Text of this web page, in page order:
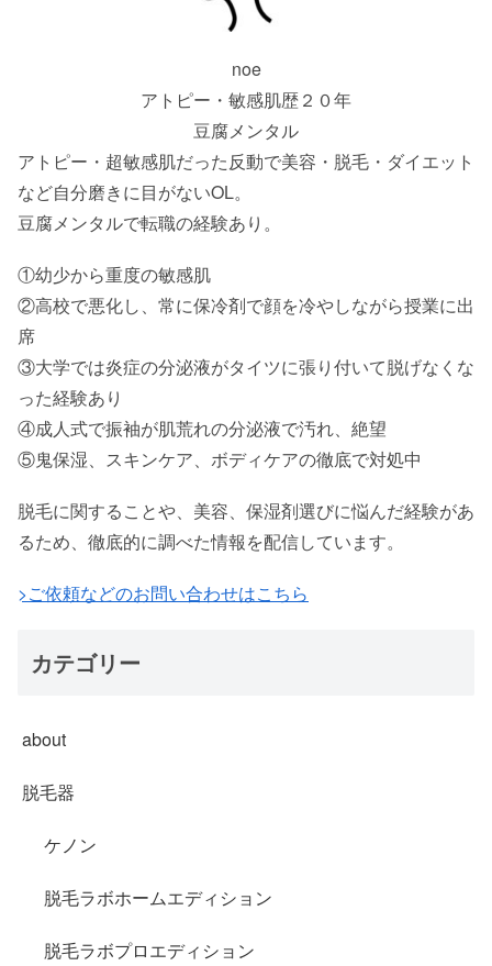
noe
アトピー・敏感肌歴２０年
豆腐メンタル
アトピー・超敏感肌だった反動で美容・脱毛・ダイエット
など自分磨きに目がないOL。
豆腐メンタルで転職の経験あり。
①幼少から重度の敏感肌
②高校で悪化し、常に保冷剤で顔を冷やしながら授業に出
席
③大学では炎症の分泌液がタイツに張り付いて脱げなくな
った経験あり
④成人式で振袖が肌荒れの分泌液で汚れ、絶望
⑤鬼保湿、スキンケア、ボディケアの徹底で対処中
脱毛に関することや、美容、保湿剤選びに悩んだ経験があ
るため、徹底的に調べた情報を配信しています。
>ご依頼などのお問い合わせはこちら
カテゴリー
about
脱毛器
ケノン
脱毛ラボホームエディション
脱毛ラボプロエディション